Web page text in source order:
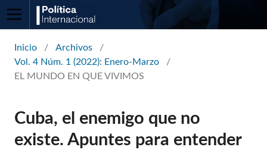
Inicio / Archivos
/
Vol. 4 Núm. 1 (2022): Enero-Marzo
/
EL MUNDO EN QUE VIVIMOS
Cuba, el enemigo que no
existe. Apuntes para entender